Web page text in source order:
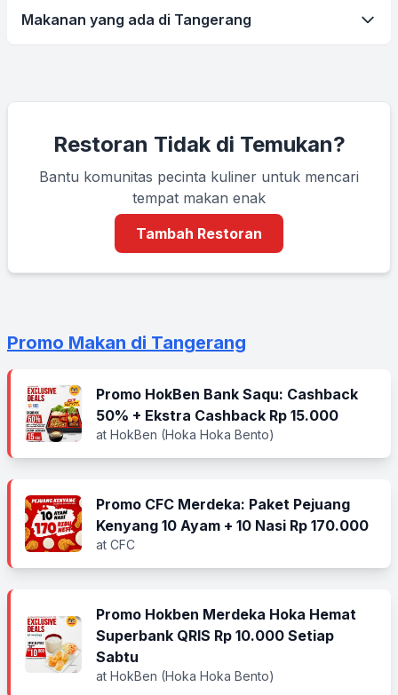
Makanan yang ada di Tangerang
Restoran Tidak di Temukan?
Bantu komunitas pecinta kuliner untuk mencari
tempat makan enak
Tambah Restoran
Promo Makan di Tangerang
Promo HokBen Bank Saqu: Cashback
50% + Ekstra Cashback Rp 15.000
at HokBen (Hoka Hoka Bento)
Promo CFC Merdeka: Paket Pejuang
Kenyang 10 Ayam + 10 Nasi Rp 170.000
at CFC
Promo Hokben Merdeka Hoka Hemat
Superbank QRIS Rp 10.000 Setiap
Sabtu
at HokBen (Hoka Hoka Bento)